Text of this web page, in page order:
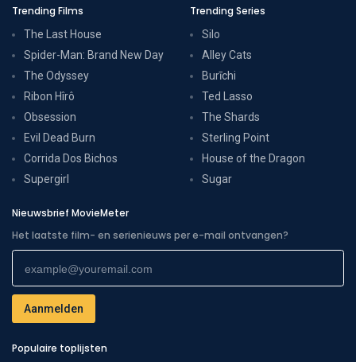
Trending Films
The Last House
Spider-Man: Brand New Day
The Odyssey
Ribon Hîrô
Obsession
Evil Dead Burn
Corrida Dos Bichos
Supergirl
Trending Series
Silo
Alley Cats
Burīchi
Ted Lasso
The Shards
Sterling Point
House of the Dragon
Sugar
Nieuwsbrief MovieMeter
Het laatste film- en serienieuws per e-mail ontvangen?
Populaire toplijsten